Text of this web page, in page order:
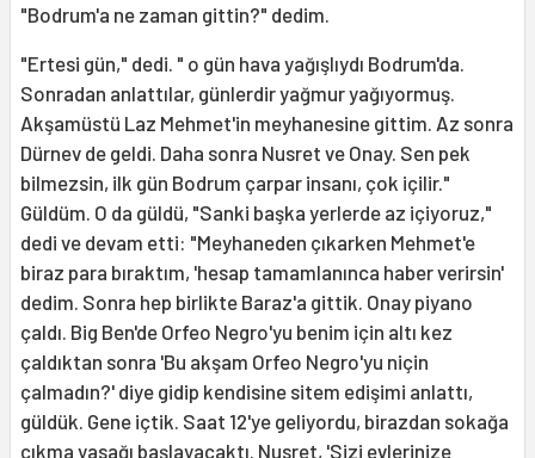
"Bodrum'a ne zaman gittin?" dedim.
"Ertesi gün," dedi. " o gün hava yağışlıydı Bodrum'da.
Sonradan anlattılar, günlerdir yağmur yağıyormuş.
Akşamüstü Laz Mehmet'in meyhanesine gittim. Az sonra
Dürnev de geldi. Daha sonra Nusret ve Onay. Sen pek
bilmezsin, ilk gün Bodrum çarpar insanı, çok içilir."
Güldüm. O da güldü, "Sanki başka yerlerde az içiyoruz,"
dedi ve devam etti: "Meyhaneden çıkarken Mehmet'e
biraz para bıraktım, 'hesap tamamlanınca haber verirsin'
dedim. Sonra hep birlikte Baraz'a gittik. Onay piyano
çaldı. Big Ben'de Orfeo Negro'yu benim için altı kez
çaldıktan sonra 'Bu akşam Orfeo Negro'yu niçin
çalmadın?' diye gidip kendisine sitem edişimi anlattı,
güldük. Gene içtik. Saat 12'ye geliyordu, birazdan sokağa
çıkma yasağı başlayacaktı. Nusret, 'Sizi evlerinize